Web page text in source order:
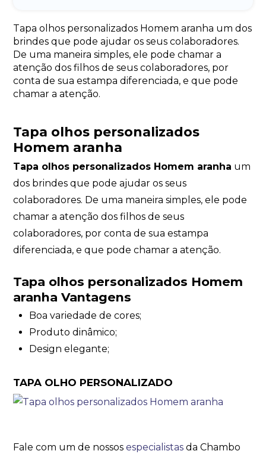
Tapa olhos personalizados Homem aranha um dos
brindes que pode ajudar os seus colaboradores.
De uma maneira simples, ele pode chamar a
atenção dos filhos de seus colaboradores, por
conta de sua estampa diferenciada, e que pode
chamar a atenção.
Tapa olhos personalizados
Homem aranha
Tapa olhos personalizados Homem aranha um
dos brindes que pode ajudar os seus
colaboradores. De uma maneira simples, ele pode
chamar a atenção dos filhos de seus
colaboradores, por conta de sua estampa
diferenciada, e que pode chamar a atenção.
Tapa olhos personalizados Homem
aranha Vantagens
Boa variedade de cores;
Produto dinâmico;
Design elegante;
TAPA OLHO PERSONALIZADO
Fale com um de nossosespecialistas da Chambo